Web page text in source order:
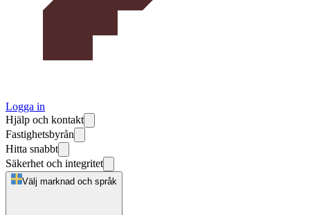
Logga in
Hjälp och kontakt
Fastighetsbyrån
Hitta snabbt
Säkerhet och integritet
Välj marknad och språk